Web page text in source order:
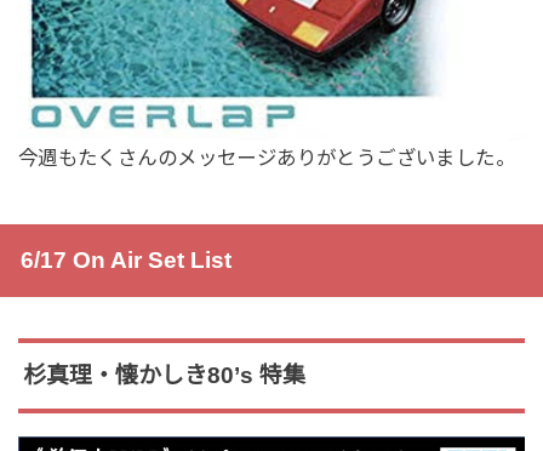
今週もたくさんのメッセージありがとうございました。
6/17 On Air Set List
杉真理・懐かしき80’s 特集